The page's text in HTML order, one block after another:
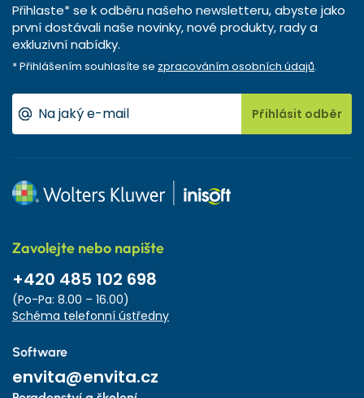
Přihlaste* se k odběru našeho newsletteru, abyste jako
první dostávali naše novinky, nové produkty, rady a
exkluzivní nabídky.
* Přihlášením souhlasíte se zpracováním osobních údajů.
Přihlásit odběr
Zavolejte nebo napište
+420 485 102 698
(Po-Pa: 8.00 – 16.00)
Schéma telefonní ústředny
Software
envita@envita.cz